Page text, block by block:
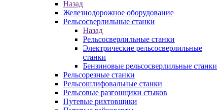
Назад
Железнодорожное оборудование
Рельсосверлильные станки
Назад
Рельсосверлильные станки
Электрические рельсосверлильные
станки
Бензиновые рельсосверлильные станки
Рельсорезные станки
Рельсошлифовальные станки
Рельсовые разгонщики стыков
Путевые рихтовщики